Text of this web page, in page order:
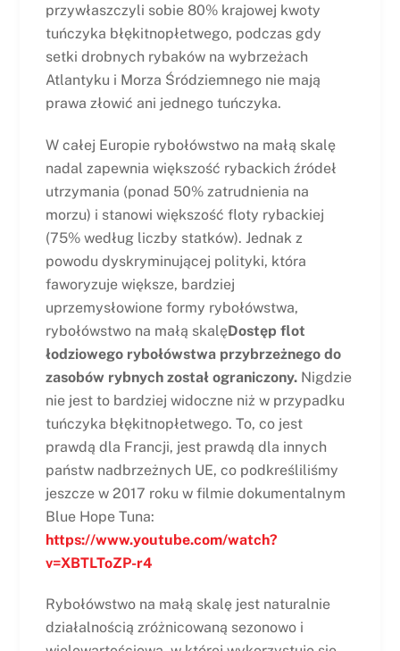
przywłaszczyli sobie 80% krajowej kwoty
tuńczyka błękitnopłetwego, podczas gdy
setki drobnych rybaków na wybrzeżach
Atlantyku i Morza Śródziemnego nie mają
prawa złowić ani jednego tuńczyka.
W całej Europie rybołówstwo na małą skalę
nadal zapewnia większość rybackich źródeł
utrzymania (ponad 50% zatrudnienia na
morzu) i stanowi większość floty rybackiej
(75% według liczby statków). Jednak z
powodu dyskryminującej polityki, która
faworyzuje większe, bardziej
uprzemysłowione formy rybołówstwa,
rybołówstwo na małą skalęDostęp flot
łodziowego rybołówstwa przybrzeżnego do
zasobów rybnych został ograniczony.Nigdzie
nie jest to bardziej widoczne niż w przypadku
tuńczyka błękitnopłetwego. To, co jest
prawdą dla Francji, jest prawdą dla innych
państw nadbrzeżnych UE, co podkreśliliśmy
jeszcze w 2017 roku w filmie dokumentalnym
Blue Hope Tuna:
https://www.youtube.com/watch?
v=XBTLToZP-r4
Rybołówstwo na małą skalę jest naturalnie
działalnością zróżnicowaną sezonowo i